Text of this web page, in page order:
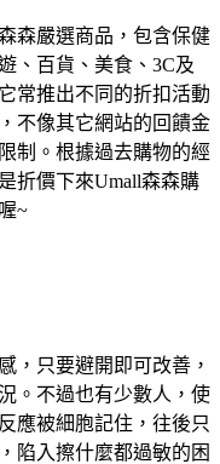
森嚴選商品，包含保健
、百貨、美食、3C及
常推出不同的折扣活動
不像其它網站的回饋金
制。根據過去購物的經
折價下來Umall森森購
~
，只要避開即可改善，
。不過也有少數人，使
應被細胞記住，往後只
陷入擦什麼都過敏的困